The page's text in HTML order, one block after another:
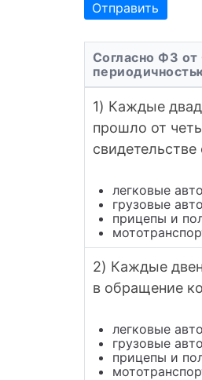
Согласно ФЗ
1) Каждые
прошло от
легковые
грузовые
прицепы и
2) Каждые
в обращение
легковые
грузовые
прицепы и